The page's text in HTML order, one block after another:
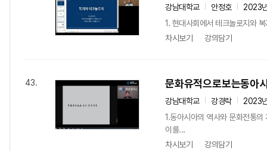
강남대학교 안정호
2023
1. 현대사회에서 테크놀로지와
차시보기
강의담기
43. 문화유적으로보는동아
강남대학교 강경락
2023
1.동아시아의 역사와 문화전통
이를...
차시보기
강의담기